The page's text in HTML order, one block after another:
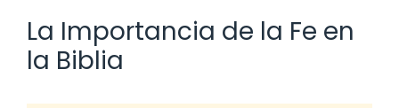
La Importancia de la Fe en
la Biblia